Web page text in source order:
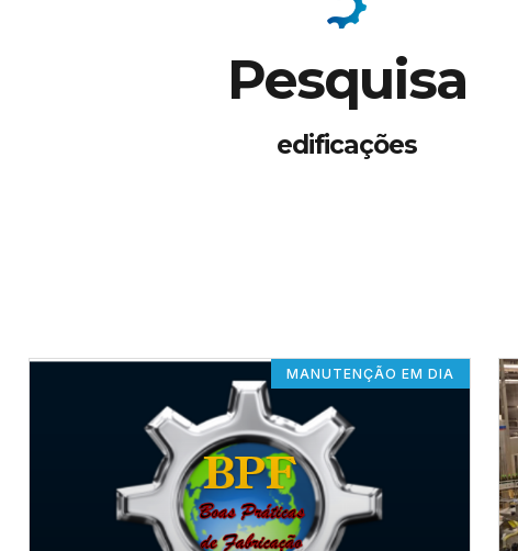
Pesquisa
edificações
MANUTENÇÃO EM DIA